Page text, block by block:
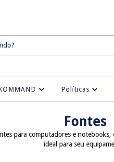
Políticas
Fontes
para computadores e
ideal para seu